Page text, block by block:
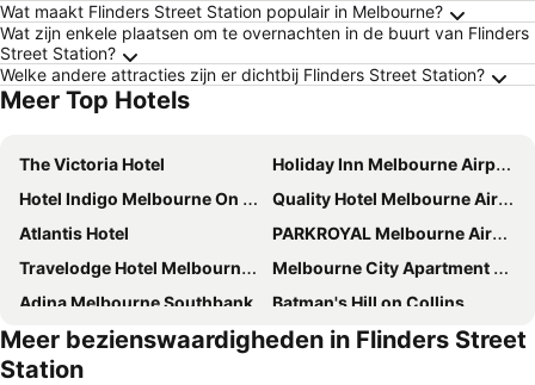
Wat maakt Flinders Street Station populair in Melbourne?
Wat zijn enkele plaatsen om te overnachten in de buurt van Flinders
Street Station?
Welke andere attracties zijn er dichtbij Flinders Street Station?
Meer Top Hotels
The Victoria Hotel
Holiday Inn Melbourne Airport By Ihg
Hotel Indigo Melbourne On Flinders By Ihg
Quality Hotel Melbourne Airport
Atlantis Hotel
PARKROYAL Melbourne Airport
Travelodge Hotel Melbourne Docklands
Melbourne City Apartment Hotel
Adina Melbourne Southbank
Batman's Hill on Collins
Crowne Plaza Melbourne By Ihg
Great Southern Hotel Melbourne
ibis budget Melbourne CBD
Meer bezienswaardigheden in Flinders Street
Station